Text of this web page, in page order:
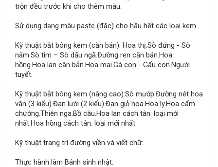
trộn đều trước khi cho thêm màu.
Sử dụng dạng màu paste (đặc) cho hầu hết các loại kem.
Kỹ thuật bắt bông kem (căn bản): Hoa thị.Sò đứng - Sò
nằm.Sò tim – Sò dấu ngã.Đường ren căn bản.Hoa
hồng.Hoa lan căn bản.Hoa mai.Gà con - Gấu con.Người
tuyết.
Kỹ thuật bắt bông kem (nâng cao):Sò mướp.Đường nét hoa
văn (3 kiểu).Đan lưới (2 kiểu).Đan giỏ hoa.Hoa ly.Hoa cẩm
chướng.Thiên nga.Bồ câu.Hoa lan cách tân: loại mới
nhất.Hoa hồng cách tân: loại mới nhất
Kỹ thuật trang trí đường viền và viết chữ:
Thực hành làm Bánh sinh nhật.